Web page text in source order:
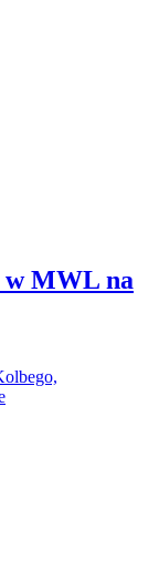
w MWL na